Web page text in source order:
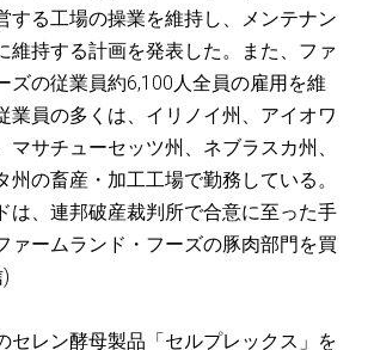
する工場の操業を維持し、メンテナン
維持する計画を発表した。また、ファ
ズの従業員約6,100人全員の雇用を維
業員の多くは、イリノイ州、アイオワ
マサチューセッツ州、ネブラスカ州、
州の畜産・加工工場で勤務している。
は、連邦破産裁判所で合意に至った手
ァームランド・フーズの豚肉部門を買
セレン酵母製品「セルプレックス」を